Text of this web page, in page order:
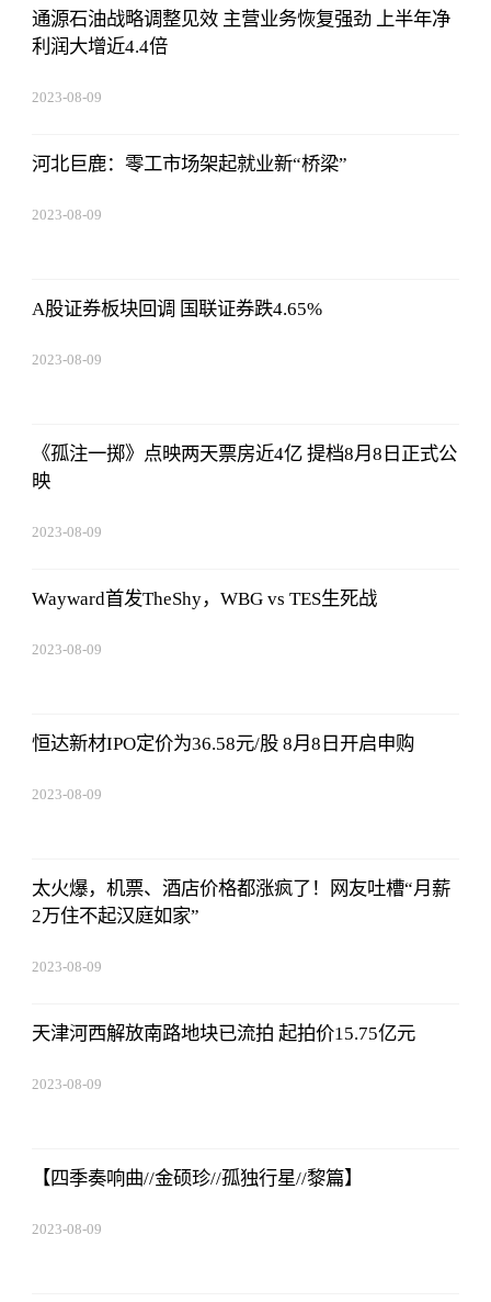
通源石油战略调整见效 主营业务恢复强劲 上半年净
利润大增近4.4倍
2023-08-09
河北巨鹿：零工市场架起就业新“桥梁”
2023-08-09
A股证券板块回调 国联证券跌4.65%
2023-08-09
《孤注一掷》点映两天票房近4亿 提档8月8日正式公
映
2023-08-09
Wayward首发TheShy，WBG vs TES生死战
2023-08-09
恒达新材IPO定价为36.58元/股 8月8日开启申购
2023-08-09
太火爆，机票、酒店价格都涨疯了！网友吐槽“月薪
2万住不起汉庭如家”
2023-08-09
天津河西解放南路地块已流拍 起拍价15.75亿元
2023-08-09
【四季奏响曲//金硕珍//孤独行星//黎篇】
2023-08-09